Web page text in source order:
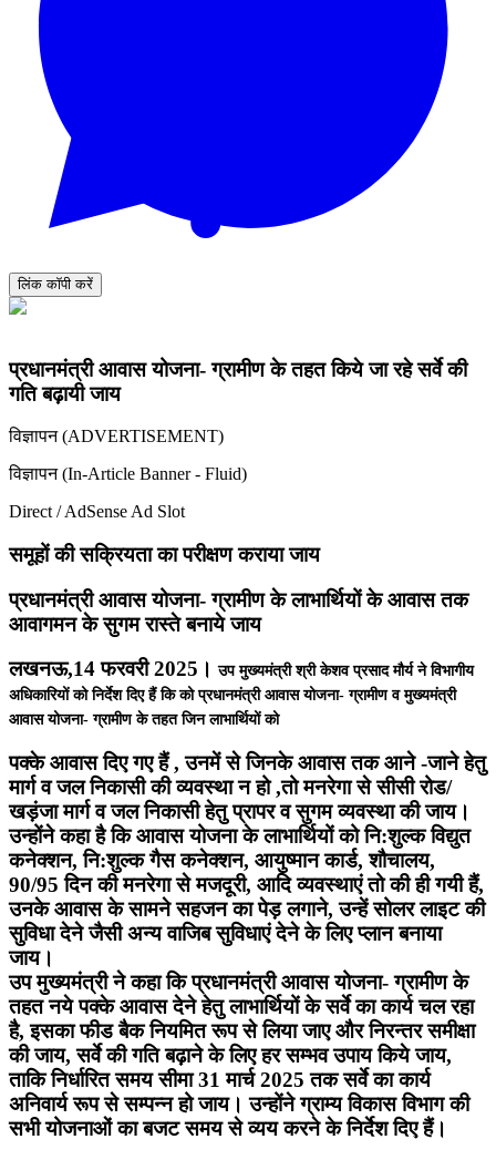
लिंक कॉपी करें
प्रधानमंत्री आवास योजना- ग्रामीण के तहत किये जा रहे सर्वे की
गति बढ़ायी जाय
विज्ञापन (ADVERTISEMENT)
विज्ञापन (In-Article Banner - Fluid)
Direct / AdSense Ad Slot
समूहों की सक्रियता का परीक्षण कराया जाय
प्रधानमंत्री आवास योजना- ग्रामीण के लाभार्थियों के आवास तक
आवागमन के सुगम रास्ते बनाये जाय
लखनऊ,14 फरवरी 2025।उप मुख्यमंत्री श्री केशव प्रसाद मौर्य ने विभागीय
अधिकारियों को निर्देश दिए हैं कि को प्रधानमंत्री आवास योजना- ग्रामीण व मुख्यमंत्री
आवास योजना- ग्रामीण के तहत जिन लाभार्थियों को
पक्के आवास दिए गए हैं , उनमें से जिनके आवास तक आने -जाने हेतु
मार्ग व जल निकासी की व्यवस्था न हो ,तो मनरेगा से सीसी रोड/
खड़ंजा मार्ग व जल निकासी हेतु प्रापर व सुगम व्यवस्था की जाय।
उन्होंने कहा है कि आवास योजना के लाभार्थियों को नि:शुल्क विद्युत
कनेक्शन, नि:शुल्क गैस कनेक्शन, आयुष्मान कार्ड, शौचालय,
90/95 दिन की मनरेगा से मजदूरी, आदि व्यवस्थाएं तो की ही गयी हैं,
उनके आवास के सामने सहजन का पेड़ लगाने, उन्हें सोलर लाइट की
सुविधा देने जैसी अन्य वाजिब सुविधाएं देने के लिए प्लान बनाया
जाय।
उप मुख्यमंत्री ने कहा कि प्रधानमंत्री आवास योजना- ग्रामीण के
तहत नये पक्के आवास देने हेतु लाभार्थियों के सर्वे का कार्य चल रहा
है, इसका फीड बैक नियमित रूप से लिया जाए और निरन्तर समीक्षा
की जाय, सर्वे की गति बढ़ाने के लिए हर सम्भव उपाय किये जाय,
ताकि निर्धारित समय सीमा 31 मार्च 2025 तक ‌सर्वे का कार्य
अनिवार्य रूप से सम्पन्न हो जाय। उन्होंने ग्राम्य विकास विभाग की
सभी योजनाओं का बजट समय से व्यय करने के निर्देश दिए हैं।